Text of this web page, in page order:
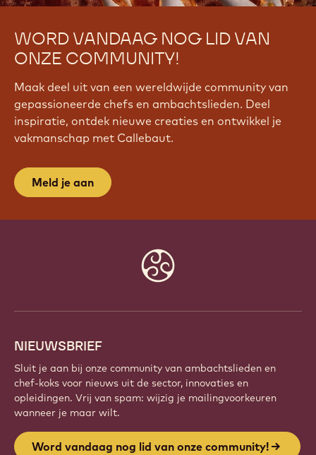
WORD VANDAAG NOG LID VAN
ONZE COMMUNITY!
Maak deel uit van een wereldwijde community van
gepassioneerde chefs en ambachtslieden. Deel
inspiratie, ontdek nieuwe creaties en ontwikkel je
vakmanschap met Callebaut.
Meld je aan
NIEUWSBRIEF
Sluit je aan bij onze community van ambachtslieden en
chef-koks voor nieuws uit de sector, innovaties en
opleidingen. Vrij van spam: wijzig je mailingvoorkeuren
wanneer je maar wilt.
Word vandaag nog lid van onze community!